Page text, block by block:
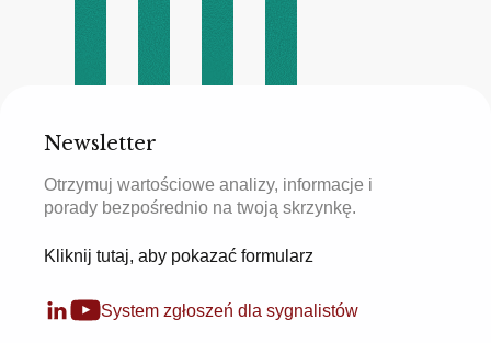
Newsletter
Otrzymuj wartościowe analizy, informacje i
porady bezpośrednio na twoją skrzynkę.
Kliknij tutaj, aby pokazać formularz
System zgłoszeń dla sygnalistów